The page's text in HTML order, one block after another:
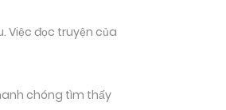
Việc đọc truyện của
chóng tìm thấy